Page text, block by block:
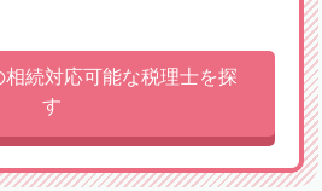
続対応可能な税理士を探
す